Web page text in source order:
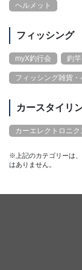
ヘルメット
フィッシング
myX釣行会 釣
フィッシング雑貨・
カースタイリ
カーエレクトロニク
※上記のカテゴリーは
はありません。